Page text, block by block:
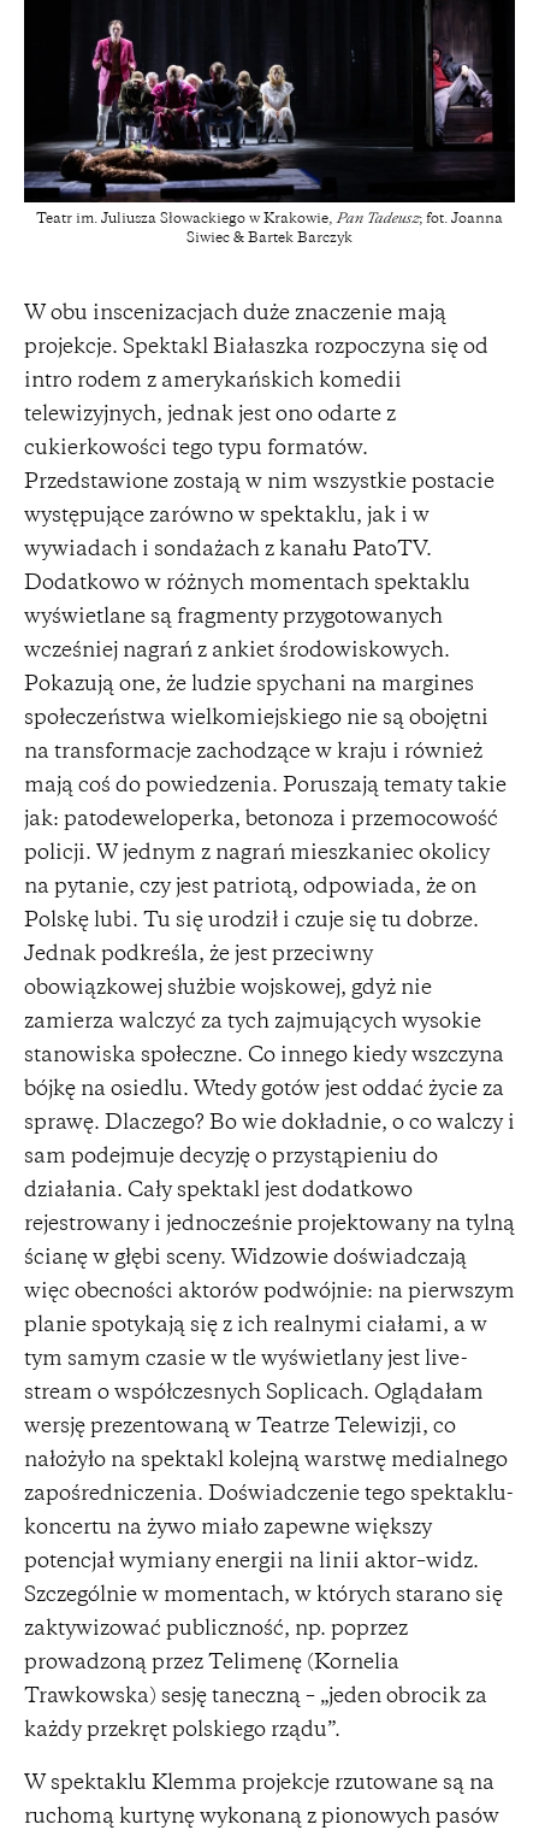
Teatr im. Juliusza Słowackiego w Krakowie, Pan Tadeusz; fot. Joanna
Siwiec & Bartek Barczyk
W obu inscenizacjach duże znaczenie mają
projekcje. Spektakl Białaszka rozpoczyna się od
intro rodem z amerykańskich komedii
telewizyjnych, jednak jest ono odarte z
cukierkowości tego typu formatów.
Przedstawione zostają w nim wszystkie postacie
występujące zarówno w spektaklu, jak i w
wywiadach i sondażach z kanału PatoTV.
Dodatkowo w różnych momentach spektaklu
wyświetlane są fragmenty przygotowanych
wcześniej nagrań z ankiet środowiskowych.
Pokazują one, że ludzie spychani na margines
społeczeństwa wielkomiejskiego nie są obojętni
na transformacje zachodzące w kraju i również
mają coś do powiedzenia. Poruszają tematy takie
jak: patodeweloperka, betonoza i przemocowość
policji. W jednym z nagrań mieszkaniec okolicy
na pytanie, czy jest patriotą, odpowiada, że on
Polskę lubi. Tu się urodził i czuje się tu dobrze.
Jednak podkreśla, że jest przeciwny
obowiązkowej służbie wojskowej, gdyż nie
zamierza walczyć za tych zajmujących wysokie
stanowiska społeczne. Co innego kiedy wszczyna
bójkę na osiedlu. Wtedy gotów jest oddać życie za
sprawę. Dlaczego? Bo wie dokładnie, o co walczy i
sam podejmuje decyzję o przystąpieniu do
działania. Cały spektakl jest dodatkowo
rejestrowany i jednocześnie projektowany na tylną
ścianę w głębi sceny. Widzowie doświadczają
więc obecności aktorów podwójnie: na pierwszym
planie spotykają się z ich realnymi ciałami, a w
tym samym czasie w tle wyświetlany jest live-
stream o współczesnych Soplicach. Oglądałam
wersję prezentowaną w Teatrze Telewizji, co
nałożyło na spektakl kolejną warstwę medialnego
zapośredniczenia. Doświadczenie tego spektaklu-
koncertu na żywo miało zapewne większy
potencjał wymiany energii na linii aktor–widz.
Szczególnie w momentach, w których starano się
zaktywizować publiczność, np. poprzez
prowadzoną przez Telimenę (Kornelia
Trawkowska) sesję taneczną – „jeden obrocik za
każdy przekręt polskiego rządu”.
W spektaklu Klemma projekcje rzutowane są na
ruchomą kurtynę wykonaną z pionowych pasów